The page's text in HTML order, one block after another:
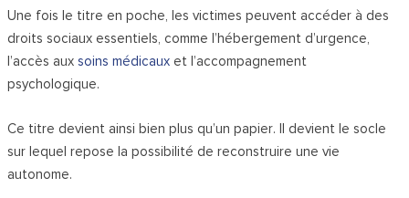
Une fois le titre en poche, les victimes peuvent accéder à des
droits sociaux essentiels, comme l’hébergement d’urgence,
l’accès auxsoins médicaux et l’accompagnement
psychologique.
Ce titre devient ainsi bien plus qu’un papier. Il devient le socle
sur lequel repose la possibilité de reconstruire une vie
autonome.